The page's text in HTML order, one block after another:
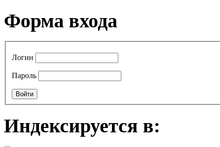
Форма входа
Логин
Пароль
Индексируется в: